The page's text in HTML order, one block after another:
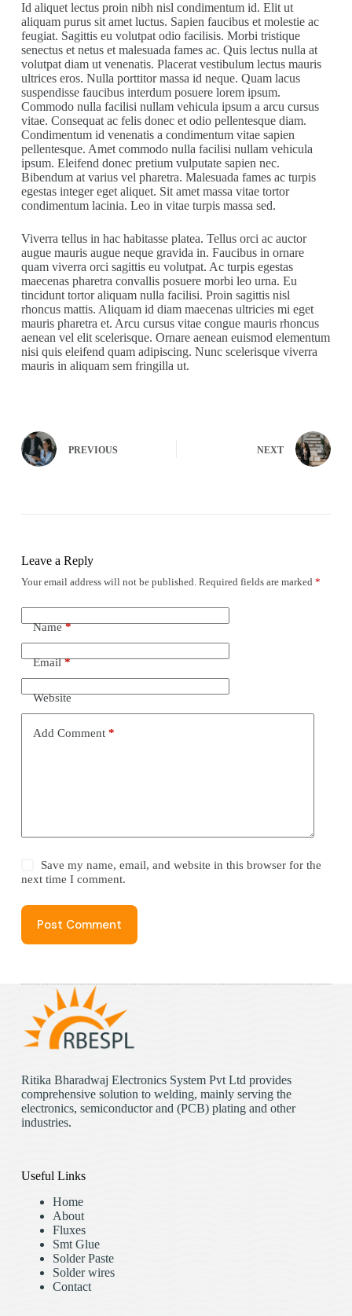
Id aliquet lectus proin nibh nisl condimentum id. Elit ut
aliquam purus sit amet luctus. Sapien faucibus et molestie ac
feugiat. Sagittis eu volutpat odio facilisis. Morbi tristique
senectus et netus et malesuada fames ac. Quis lectus nulla at
volutpat diam ut venenatis. Placerat vestibulum lectus mauris
ultrices eros. Nulla porttitor massa id neque. Quam lacus
suspendisse faucibus interdum posuere lorem ipsum.
Commodo nulla facilisi nullam vehicula ipsum a arcu cursus
vitae. Consequat ac felis donec et odio pellentesque diam.
Condimentum id venenatis a condimentum vitae sapien
pellentesque. Amet commodo nulla facilisi nullam vehicula
ipsum. Eleifend donec pretium vulputate sapien nec.
Bibendum at varius vel pharetra. Malesuada fames ac turpis
egestas integer eget aliquet. Sit amet massa vitae tortor
condimentum lacinia. Leo in vitae turpis massa sed.
Viverra tellus in hac habitasse platea. Tellus orci ac auctor
augue mauris augue neque gravida in. Faucibus in ornare
quam viverra orci sagittis eu volutpat. Ac turpis egestas
maecenas pharetra convallis posuere morbi leo urna. Eu
tincidunt tortor aliquam nulla facilisi. Proin sagittis nisl
rhoncus mattis. Aliquam id diam maecenas ultricies mi eget
mauris pharetra et. Arcu cursus vitae congue mauris rhoncus
aenean vel elit scelerisque. Ornare aenean euismod elementum
nisi quis eleifend quam adipiscing. Nunc scelerisque viverra
mauris in aliquam sem fringilla ut.
PREVIOUS NEXT
Leave a Reply
Your email address will not be published. Required fields are marked *
Name*
Email*
Website
Add Comment*
Save my name, email, and website in this browser for the
next time I comment.
Post Comment
Ritika Bharadwaj Electronics System Pvt Ltd provides
comprehensive solution to welding, mainly serving the
electronics, semiconductor and (PCB) plating and other
industries.
Useful Links
Home
About
Fluxes
Smt Glue
Solder Paste
Solder wires
Contact